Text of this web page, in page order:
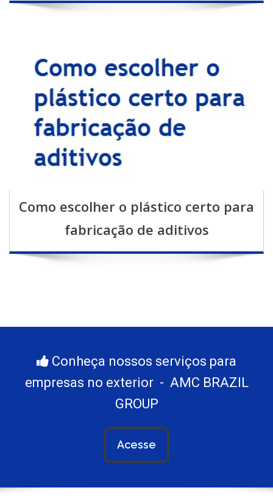
Como escolher o plástico certo para
fabricação de aditivos
Conheça nossos serviços para
empresas no exterior - AMC BRAZIL
GROUP
Acesse